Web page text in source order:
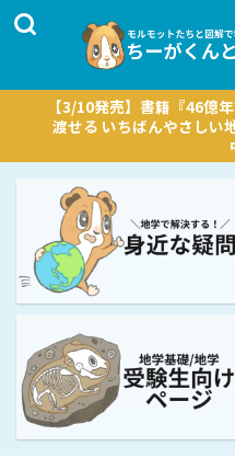
【3/10発売】書籍『46億
渡せる いちばんやさしい